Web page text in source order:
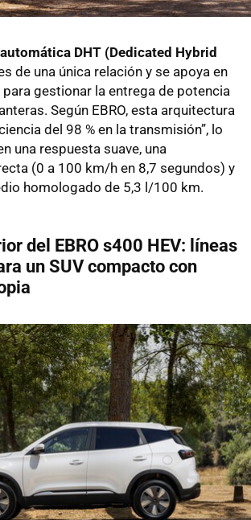
DHT (Dedicated Hybrid
de una única relación y se apoya en
gestionar la entrega de potencia
Según EBRO, esta arquitectura
del 98 % en la transmisión”, lo
una respuesta suave, una
(0 a 100 km/h en 8,7 segundos) y
homologado de 5,3 l/100 km.
del EBRO s400 HEV: líneas
un SUV compacto con